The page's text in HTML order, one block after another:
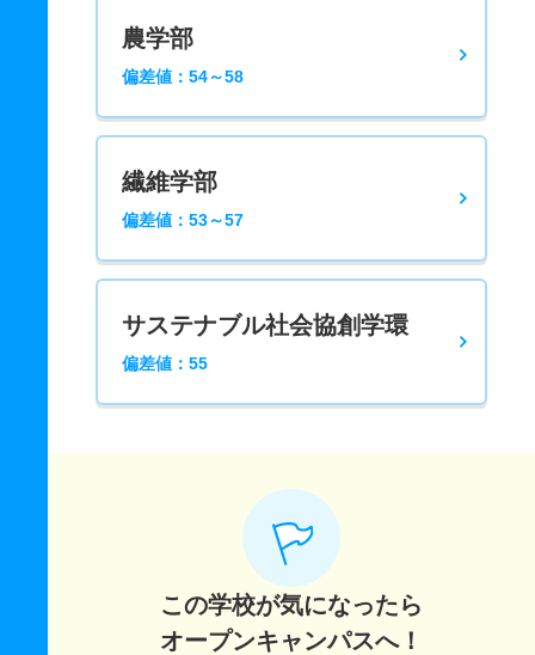
農学部
偏差値：54～58
繊維学部
偏差値：53～57
サステナブル社会協創学環
偏差値：55
この学校が気になったら
オープンキャンパスへ！